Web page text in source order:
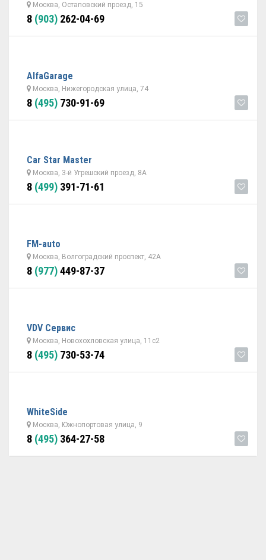
Москва, Остаповский проезд, 15
8 (903) 262-04-69
AlfaGarage
Москва, Нижегородская улица, 74
8 (495) 730-91-69
Car Star Master
Москва, 3-й Угрешский проезд, 8А
8 (499) 391-71-61
FM-auto
Москва, Волгоградский проспект, 42А
8 (977)449-87-37
VDV Сервис
Москва, Новохохловская улица, 11с2
8 (495) 730-53-74
WhiteSide
Москва, Южнопортовая улица, 9
8 (495) 364-27-58